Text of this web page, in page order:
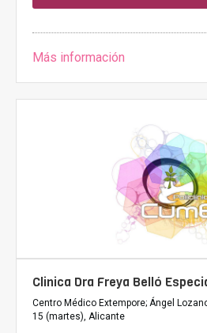
Más información
Clinica Dra Freya Belló
Centro Médico Extempore; Ángel
15 (martes), Alicante